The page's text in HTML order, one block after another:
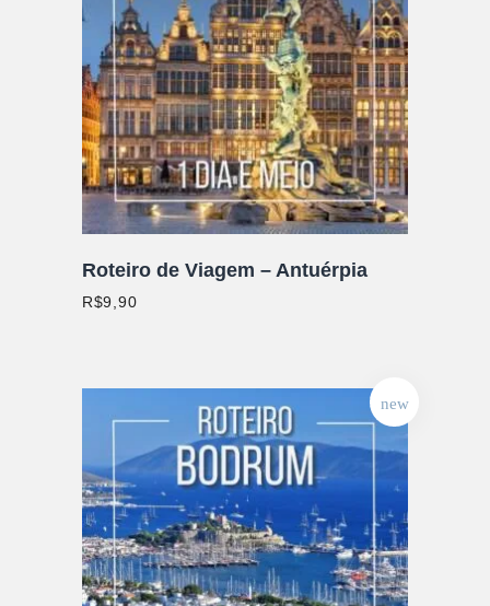
ADICIONAR AO CARRINHO
Roteiro de Viagem – Antuérpia
R$9,90
new
ADICIONAR AO CARRINHO